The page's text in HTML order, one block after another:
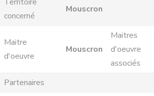
concerné
Mouscron
Maitre
d'oeuvre
Mouscron
Maitres
d'oeuvre
associés
Partenaires